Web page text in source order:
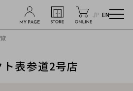
JP EN
表参道2号店